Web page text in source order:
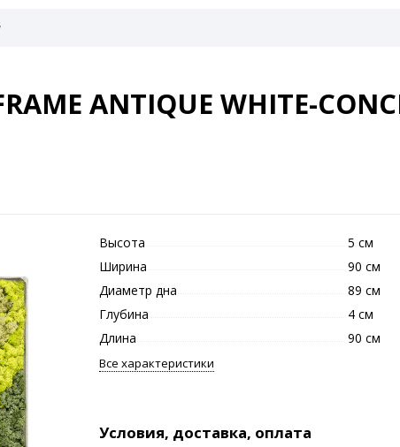
ANTIQUE WHITE-
Высота
5 см
Ширина
90 см
Диаметр дна
89 см
Глубина
4 см
Длина
90 см
Все характеристики
Условия, доставка, оплата